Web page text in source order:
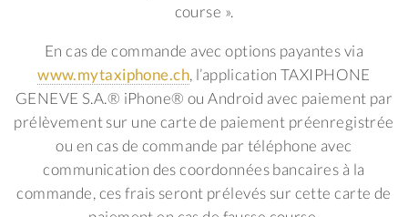
course ».
En cas de commande avec options payantes via
www.mytaxiphone.ch, l’application TAXIPHONE
GENEVE S.A.® iPhone® ou Android avec paiement par
prélèvement sur une carte de paiement préenregistrée
ou en cas de commande par téléphone avec
communication des coordonnées bancaires à la
commande, ces frais seront prélevés sur cette carte de